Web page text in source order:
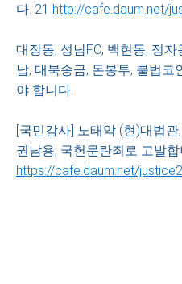
다. 21 http://cafe.daum.net/
대장동, 성남FC, 백현동, 정
납, 대북송금, 돈봉투, 불법
야 합니다.
[국민감사] 노태악 (현)대법
권남용, 국헌문란죄로 고발
https://cafe.daum.net/